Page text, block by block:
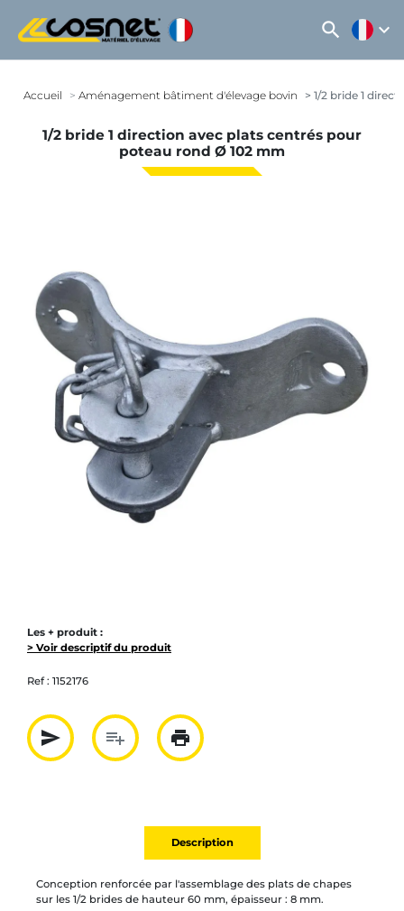
search expand_more
Accueil Aménagement bâtiment d'élevage bovin 1/2 bride 1
1/2 bride 1 direction avec plats centrés pour
poteau rond Ø 102 mm
Les + produit :
> Voir descriptif du produit
Ref : 1152176
send
Partager par mail
playlist_add
Ajouter à la liste
print
Imprimer
Description
Conception renforcée par l'assemblage des plats de chapes
sur les 1/2 brides de hauteur 60 mm, épaisseur : 8 mm.